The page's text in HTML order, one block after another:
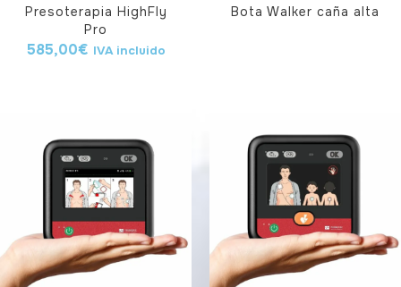
Presoterapia HighFly
Pro
585,00€ IVA incluido
Bota Walker caña alta